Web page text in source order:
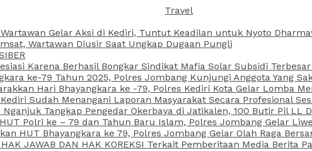
Travel
Gelar Aksi di Kediri, Tuntut Keadilan untuk Nyoto
Wartawan Diusir Saat Ungkap Dugaan Pungli
Karena Berhasil Bongkar Sindikat Mafia Solar Subsidi
ke-79 Tahun 2025, Polres Jombang Kunjungi Anggota Yang
Hari Bhayangkara ke -79, Polres Kediri Kota Gelar Lomba
Sudah Menangani Laporan Masyarakat Secara Profesional
Nganjuk Tangkap Pengedar Okerbaya di Jatikalen, 100 Butir Pil LL
Polri ke – 79 dan Tahun Baru Islam, Polres Jombang Gelar
HUT Bhayangkara ke 79, Polres Jombang Gelar Olah Raga
JAWAB DAN HAK KOREKSI Terkait Pemberitaan Media Berita